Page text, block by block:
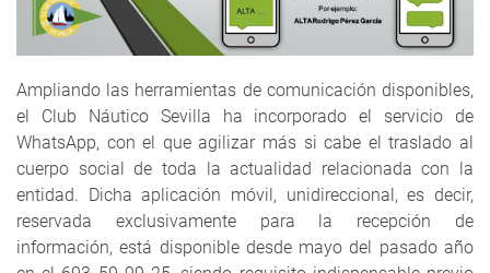
Ampliando las herramientas de comunicación disponibles,
el Club Náutico Sevilla ha incorporado el servicio de
WhatsApp, con el que agilizar más si cabe el traslado al
cuerpo social de toda la actualidad relacionada con la
entidad. Dicha aplicación móvil, unidireccional, es decir,
reservada exclusivamente para la recepción de
información, está disponible desde mayo del pasado año